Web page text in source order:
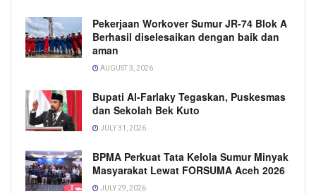
Pekerjaan Workover Sumur JR-74 Blok A
Berhasil diselesaikan dengan baik dan
aman
AUGUST 3, 2026
Bupati Al-Farlaky Tegaskan, Puskesmas
dan Sekolah Bek Kuto
JULY 31, 2026
BPMA Perkuat Tata Kelola Sumur Minyak
Masyarakat Lewat FORSUMA Aceh 2026
JULY 29, 2026